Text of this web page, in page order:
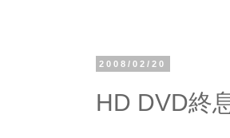
2008/02/20
HD DVD終